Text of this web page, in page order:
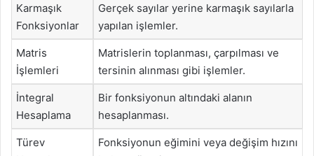
Karmaşık
Fonksiyonlar
Gerçek sayılar yerine karmaşık sayılarla
yapılan işlemler.
Matris
İşlemleri
Matrislerin toplanması, çarpılması ve
tersinin alınması gibi işlemler.
İntegral
Hesaplama
Bir fonksiyonun altındaki alanın
hesaplanması.
Türev
Fonksiyonun eğimini veya değişim hızını